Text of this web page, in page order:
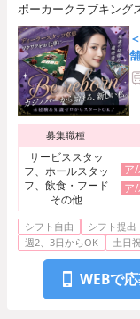
ポーカークラブキング
募集職種
サービススタッ
フ、ホールスタッ
フ、飲食・フード
その他
ア
ア
シフト自由 シフト提出
週2、3日からOK
土日
WEBで